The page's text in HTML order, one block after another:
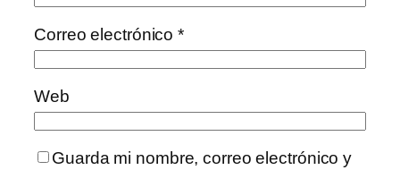
Correo electrónico*
Web
Guarda mi nombre, correo electrónico y